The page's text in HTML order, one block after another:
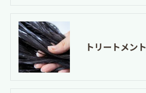
トリートメント